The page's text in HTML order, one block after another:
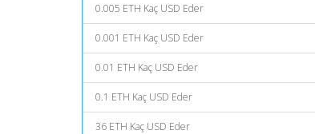
0.005 ETH Kaç USD Eder
0.001 ETH Kaç USD Eder
0.01 ETH Kaç USD Eder
0.1 ETH Kaç USD Eder
36 ETH Kaç USD Eder